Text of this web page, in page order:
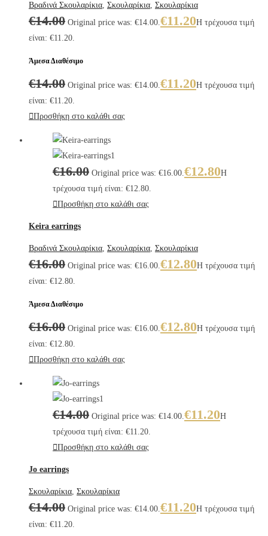
Βραδινά Σκουλαρίκια, Σκουλαρίκια, Σκουλαρίκια
€14.00 Original price was: €14.00.€11.20Η τρέχουσα τιμή
είναι: €11.20.
Άμεσα Διαθέσιμο
€14.00 Original price was: €14.00.€11.20Η τρέχουσα τιμή
είναι: €11.20.
Προσθήκη στο καλάθι σας
€16.00 Original price was: €16.00.€12.80Η
τρέχουσα τιμή είναι: €12.80.
Προσθήκη στο καλάθι σας
Keira earrings
Βραδινά Σκουλαρίκια, Σκουλαρίκια, Σκουλαρίκια
€16.00 Original price was: €16.00.€12.80Η τρέχουσα τιμή
είναι: €12.80.
Άμεσα Διαθέσιμο
€16.00 Original price was: €16.00.€12.80Η τρέχουσα τιμή
είναι: €12.80.
Προσθήκη στο καλάθι σας
€14.00 Original price was: €14.00.€11.20Η
τρέχουσα τιμή είναι: €11.20.
Προσθήκη στο καλάθι σας
Jo earrings
Σκουλαρίκια, Σκουλαρίκια
€14.00 Original price was: €14.00.€11.20Η τρέχουσα τιμή
είναι: €11.20.